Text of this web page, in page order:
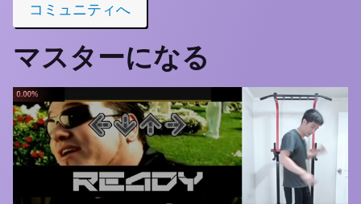
コミュニティへ
マスターになる